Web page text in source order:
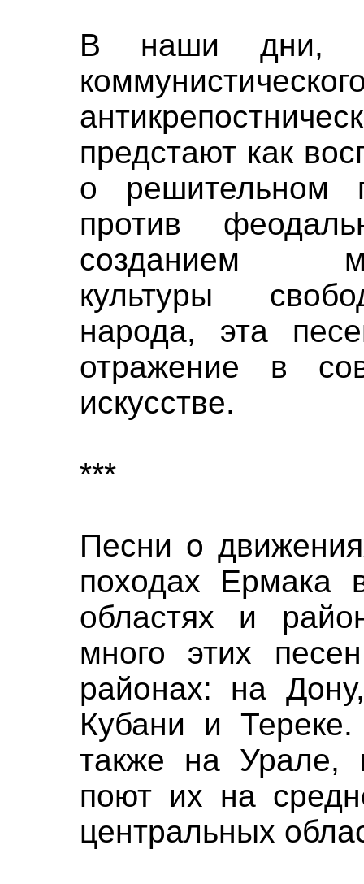
В наши дни, в
предстают как
о решительном
против
созданием
культуры
народа, эта
отражение в
искусстве.
***
Песни о
походах Ермака
областях и
много этих
районах: на
Кубани и
также на Урале,
поют их на
центральных